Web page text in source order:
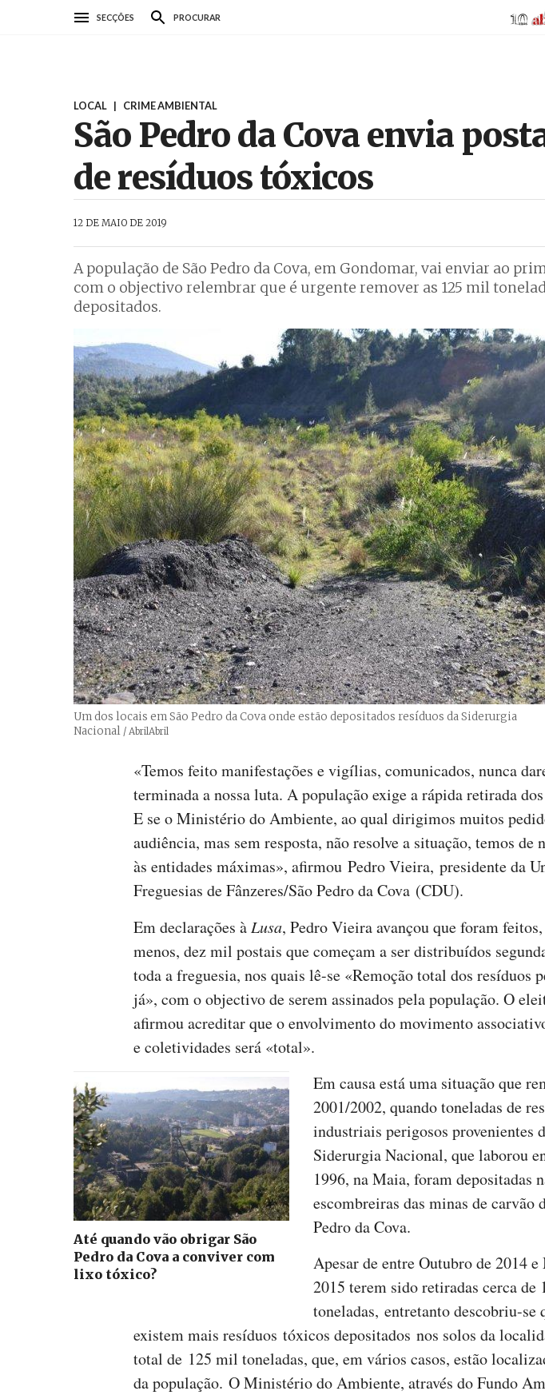
SECÇÕES PROCURAR
LOCAL | CRIME AMBIENTAL
São Pedro da Cova envia
de resíduos tóxicos
12 DE MAIO DE 2019
A população de São Pedro da Cova, em Gondomar, vai enviar ao
com o objectivo relembrar que é urgente remover as 125 mil
depositados.
Um dos locais em São Pedro da Cova onde estão depositados resíduos da Siderurgia
Nacional Créditos
/ AbrilAbril
«Temos feito manifestações e vigílias, comunicados, nunca
terminada a nossa luta. A população exige a rápida retirada
E se o Ministério do Ambiente, ao qual dirigimos muitos
audiência, mas sem resposta, não resolve a situação, temos de
às entidades máximas», afirmou Pedro Vieira, presidente da
Freguesias de Fânzeres/São Pedro da Cova (CDU).
Em declarações à Lusa, Pedro Vieira avançou que foram
menos, dez mil postais que começam a ser distribuídos
toda a freguesia, nos quais lê-se «Remoção total dos resíduos
já», com o objectivo de serem assinados pela população. O
afirmou acreditar que o envolvimento do movimento
e coletividades será «total».
Até quando vão obrigar São
Pedro da Cova a conviver com
lixo tóxico?
Em causa está uma situação que
2001/2002, quando toneladas de
industriais perigosos provenientes
Siderurgia Nacional, que laborou
1996, na Maia, foram depositadas
escombreiras das minas de carvão
Pedro da Cova.
Apesar de entre Outubro de 2014
2015 terem sido retiradas cerca
toneladas, entretanto descobriu-se
existem mais resíduos tóxicos depositados nos solos da
total de 125 mil toneladas, que, em vários casos, estão
da população. O Ministério do Ambiente, através do Fundo